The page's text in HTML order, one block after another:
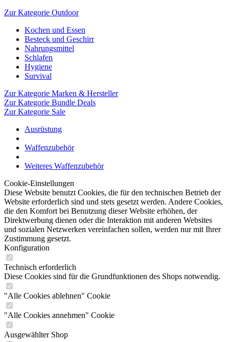
Zur Kategorie Outdoor
Kochen und Essen
Besteck und Geschirr
Nahrungsmittel
Schlafen
Hygiene
Survival
Zur Kategorie Marken & Hersteller
Zur Kategorie Bundle Deals
Zur Kategorie Sale
Ausrüstung
Waffenzubehör
Weiteres Waffenzubehör
Cookie-Einstellungen
Diese Website benutzt Cookies, die für den technischen Betrieb der
Website erforderlich sind und stets gesetzt werden. Andere Cookies,
die den Komfort bei Benutzung dieser Website erhöhen, der
Direktwerbung dienen oder die Interaktion mit anderen Websites
und sozialen Netzwerken vereinfachen sollen, werden nur mit Ihrer
Zustimmung gesetzt.
Konfiguration
Technisch erforderlich
Diese Cookies sind für die Grundfunktionen des Shops notwendig.
"Alle Cookies ablehnen" Cookie
"Alle Cookies annehmen" Cookie
Ausgewählter Shop